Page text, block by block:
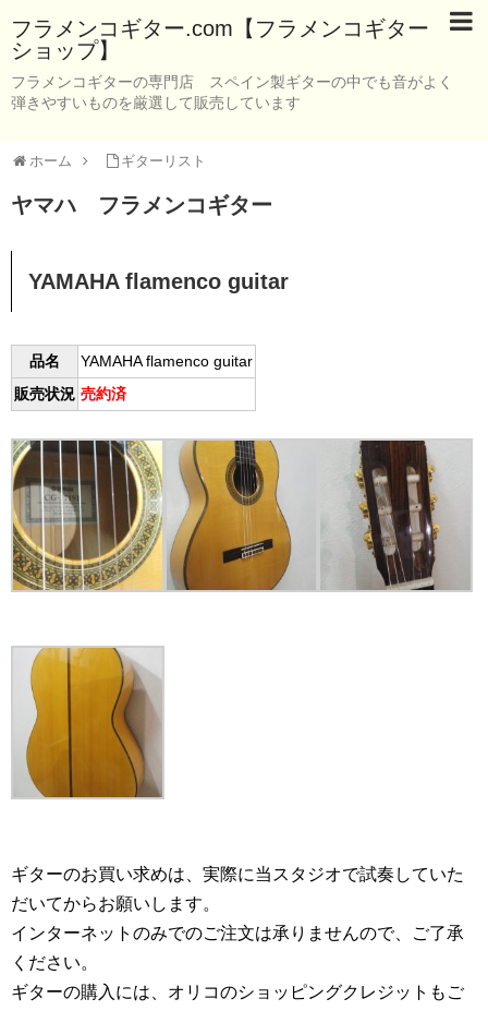
フラメンコギター.com【フラメンコギター
ショップ】
フラメンコギターの専門店 スペイン製ギターの中でも音がよく
弾きやすいものを厳選して販売しています
ホーム ギターリスト
ヤマハ フラメンコギター
YAMAHA flamenco guitar
品名
YAMAHA flamenco guitar
販売状況 売約済
ギターのお買い求めは、実際に当スタジオで試奏していた
だいてからお願いします。
インターネットのみでのご注文は承りませんので、ご了承
ください。
ギターの購入には、オリコのショッピングクレジットもご